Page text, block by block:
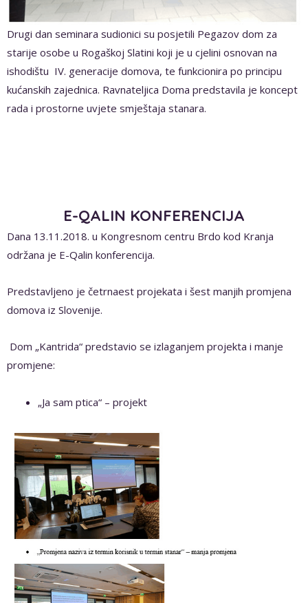
Drugi dan seminara sudionici su posjetili Pegazov dom za
starije osobe u Rogaškoj Slatini koji je u cjelini osnovan na
ishodištu IV. generacije domova, te funkcionira po principu
kućanskih zajednica. Ravnateljica Doma predstavila je koncept
rada i prostorne uvjete smještaja stanara.
E-QALIN KONFERENCIJA
Dana 13.11.2018. u Kongresnom centru Brdo kod Kranja
održana je E-Qalin konferencija.
Predstavljeno je četrnaest projekata i šest manjih promjena
domova iz Slovenije.
Dom „Kantrida“ predstavio se izlaganjem projekta i manje
promjene:
„Ja sam ptica“ – projekt